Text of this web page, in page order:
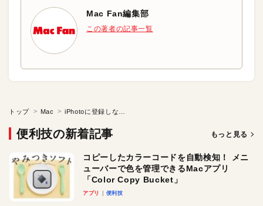
Mac Fan編集部
この著者の記事一覧
トップ Mac
便利技の新着記事 もっと見る
コピーしたカラーコードを自動検知！ メニ
ューバーで色を管理できるMacアプリ
「Color Copy Bucket」
アプリ 便利技